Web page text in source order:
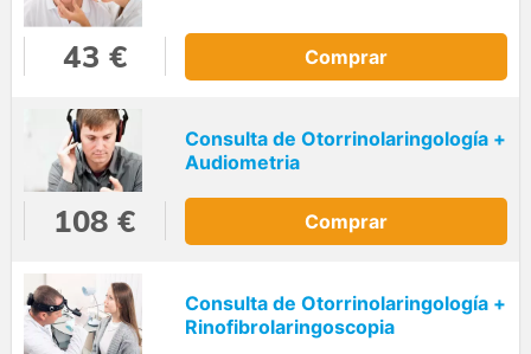
43 € Comprar
Consulta de Otorrinolaringología +
Audiometria
108 € Comprar
Consulta de Otorrinolaringología +
Rinofibrolaringoscopia